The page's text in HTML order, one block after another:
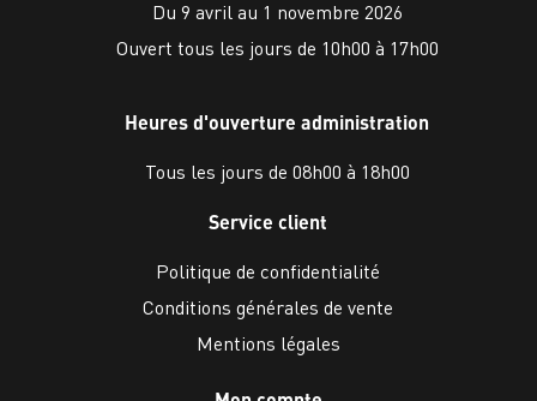
Du 9 avril au 1 novembre 2026
Ouvert tous les jours de 10h00 à 17h00
Heures d'ouverture administration
Tous les jours de 08h00 à 18h00
Service client
Politique de confidentialité
Conditions générales de vente
Mentions légales